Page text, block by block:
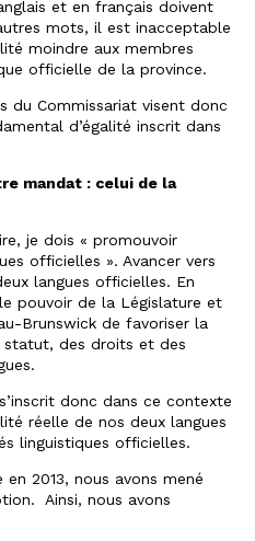
et en français doivent
mots, il est inacceptable
moindre aux membres
officielle de la province.
du Commissariat visent donc
d’égalité inscrit dans
mandat : celui de la
je dois « promouvoir
officielles ». Avancer vers
langues officielles. En
pouvoir de la Législature et
Brunswick de favoriser la
statut, des droits et des
donc dans ce contexte
réelle de nos deux langues
linguistiques officielles.
2013, nous avons mené
Ainsi, nous avons